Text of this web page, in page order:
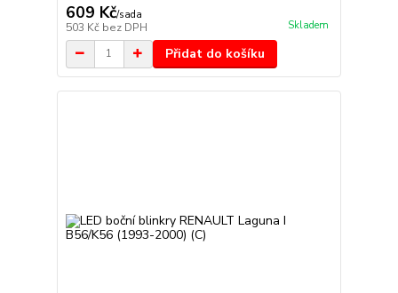
609 Kč/sada
503 Kč bez DPH Skladem
Přidat do košíku